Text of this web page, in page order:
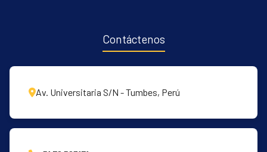
Contáctenos
Av. Universitaria S/N - Tumbes, Perú